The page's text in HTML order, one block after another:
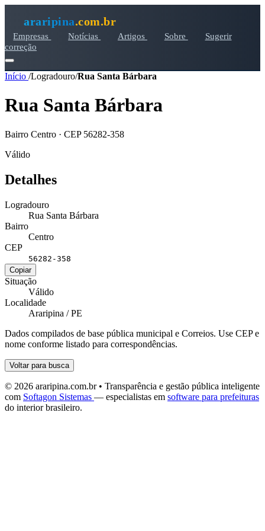
araripina.com.br
Empresas Notícias Artigos Sobre
Sugerir
correção
Início /Logradouro/Rua Santa Bárbara
Rua Santa Bárbara
Bairro Centro · CEP 56282-358
Válido
Detalhes
Logradouro
Rua Santa Bárbara
Bairro
Centro
CEP
56282-358
Copiar
Situação
Válido
Localidade
Araripina / PE
Dados compilados de base pública municipal e Correios. Use CEP e
nome conforme listado para correspondências.
Voltar para busca
© 2026 araripina.com.br • Transparência e gestão pública inteligente
com Softagon Sistemas — especialistas em software para prefeituras
do interior brasileiro.